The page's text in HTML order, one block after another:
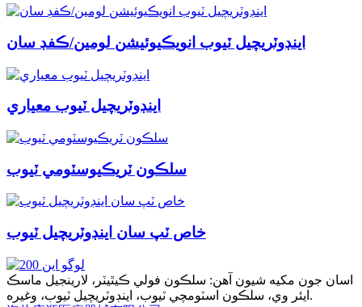
اينڊوٽريچيل ٽيوب انويڪيوئيشن لومين/ڪفڊ سان
اينڊوٽريچيل ٽيوب معياري
سلڪون ٽريڪيوسٽومي ٽيوب
خاص ٽپ سان اينڊوٽريچيل ٽيوب
اسان جون مکيه شيون آهن: سلڪون فولي ڪيٿيٽر، لارينجيل ماسڪ
ايئر وي، سلڪون اسٽومچي ٽيوب، اينڊوٽريچيل ٽيوب، وغيره.